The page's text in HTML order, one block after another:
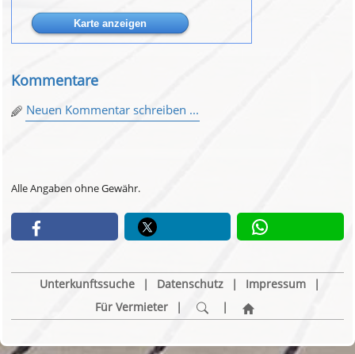
Kommentare
Neuen Kommentar schreiben ...
Alle Angaben ohne Gewähr.
Unterkunftssuche | Datenschutz | Impressum
|
Für Vermieter
| |